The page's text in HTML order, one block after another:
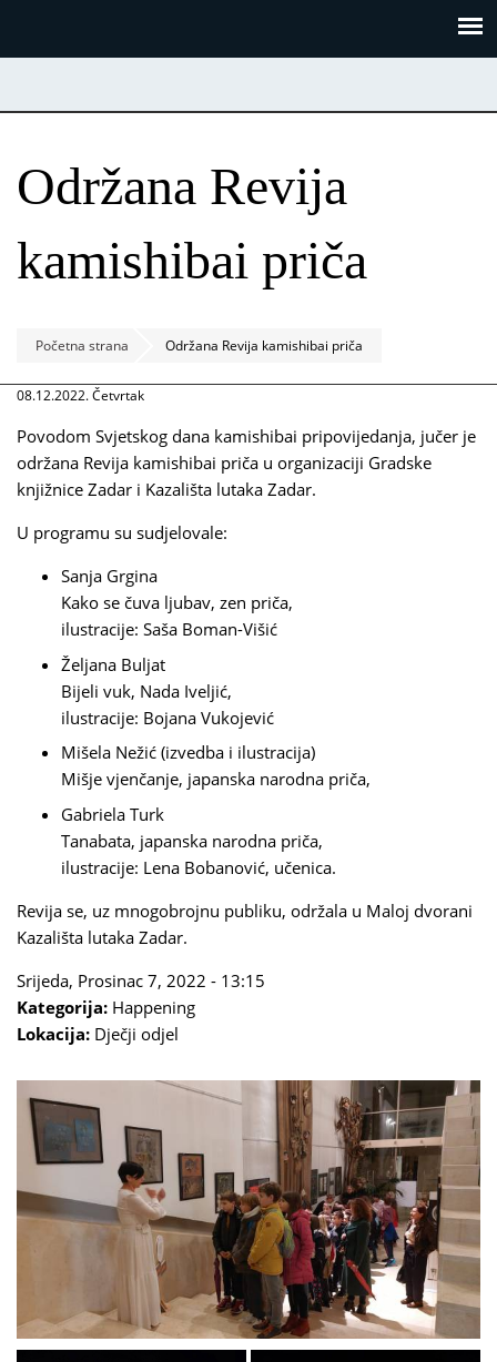
Održana Revija
kamishibai priča
Početna strana Održana Revija kamishibai priča
08.12.2022. Četvrtak
Povodom Svjetskog dana kamishibai pripovijedanja, jučer je
održana Revija kamishibai priča u organizaciji Gradske
knjižnice Zadar i Kazališta lutaka Zadar.
U programu su sudjelovale:
Sanja Grgina
Kako se čuva ljubav, zen priča,
ilustracije: Saša Boman-Višić
Željana Buljat
Bijeli vuk, Nada Iveljić,
ilustracije: Bojana Vukojević
Mišela Nežić (izvedba i ilustracija)
Mišje vjenčanje, japanska narodna priča,
Gabriela Turk
Tanabata, japanska narodna priča,
ilustracije: Lena Bobanović, učenica.
Revija se, uz mnogobrojnu publiku, održala u Maloj dvorani
Kazališta lutaka Zadar.
Srijeda, Prosinac 7, 2022 - 13:15
Kategorija: Happening
Lokacija: Dječji odjel